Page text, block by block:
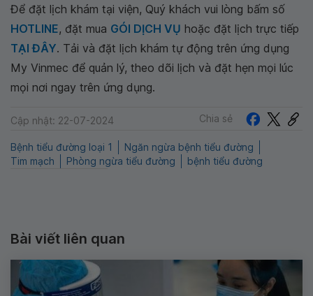
Để đặt lịch khám tại viện, Quý khách vui lòng bấm số
HOTLINE, đặt mua GÓI DỊCH VỤ hoặc đặt lịch trực tiếp
TẠI ĐÂY. Tải và đặt lịch khám tự động trên ứng dụng
My Vinmec để quản lý, theo dõi lịch và đặt hẹn mọi lúc
mọi nơi ngay trên ứng dụng.
Cập nhật: 22-07-2024 Chia sẻ
Bệnh tiểu đường loại 1
Ngăn ngừa bệnh tiểu đường
Tim mạch
Phòng ngừa tiểu đường bệnh tiểu đường
Bài viết liên quan